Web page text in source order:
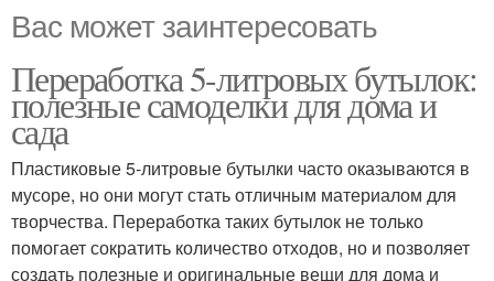
Вас может заинтересовать
Переработка 5-литровых бутылок:
полезные самоделки для дома и
сада
Пластиковые 5-литровые бутылки часто оказываются в
мусоре, но они могут стать отличным материалом для
творчества. Переработка таких бутылок не только
помогает сократить количество отходов, но и позволяет
создать полезные и оригинальные вещи для дома и